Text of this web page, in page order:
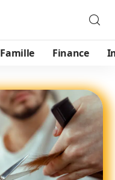
Famille Finance